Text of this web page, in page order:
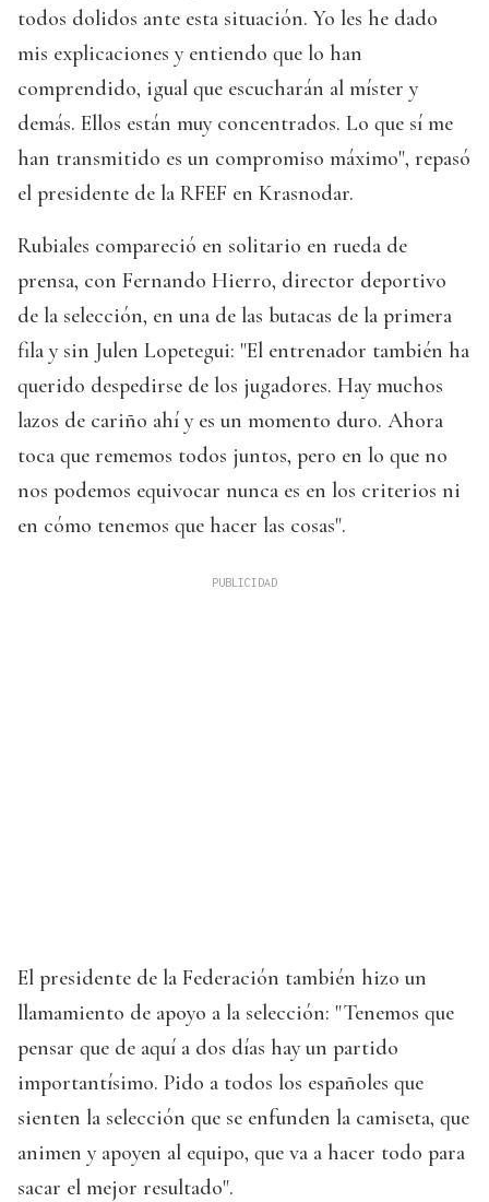
todos dolidos ante esta situación. Yo les he dado
mis explicaciones y entiendo que lo han
comprendido, igual que escucharán al míster y
demás. Ellos están muy concentrados. Lo que sí me
han transmitido es un compromiso máximo", repasó
el presidente de la RFEF en Krasnodar.
Rubiales compareció en solitario en rueda de
prensa, con Fernando Hierro, director deportivo
de la selección, en una de las butacas de la primera
fila y sin Julen Lopetegui: "El entrenador también ha
querido despedirse de los jugadores. Hay muchos
lazos de cariño ahí y es un momento duro. Ahora
toca que rememos todos juntos, pero en lo que no
nos podemos equivocar nunca es en los criterios ni
en cómo tenemos que hacer las cosas".
El presidente de la Federación también hizo un
llamamiento de apoyo a la selección: "Tenemos que
pensar que de aquí a dos días hay un partido
importantísimo. Pido a todos los españoles que
sienten la selección que se enfunden la camiseta, que
animen y apoyen al equipo, que va a hacer todo para
sacar el mejor resultado".